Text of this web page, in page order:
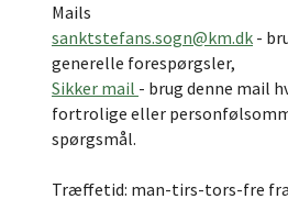
Mails
sanktstefans.sogn@km.dk -
generelle forespørgsler,
Sikker mail - brug denne mail
fortrolige eller
spørgsmål.
Træffetid: man-tirs-tors-fre fra